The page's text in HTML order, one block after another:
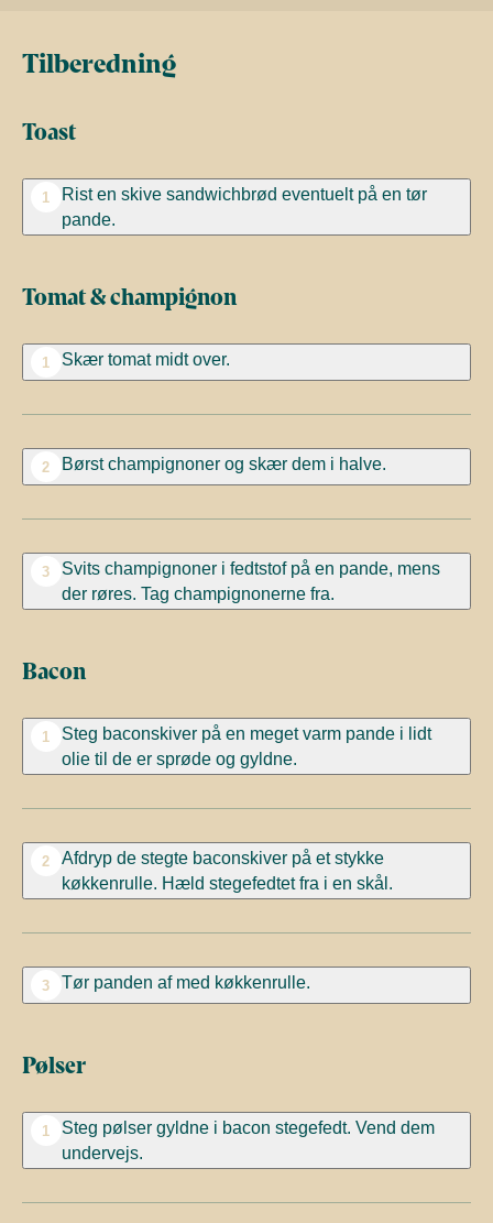
Tilberedning
Toast
1
Rist en skive sandwichbrød eventuelt på en tør
pande.
Tomat & champignon
1 Skær tomat midt over.
2 Børst champignoner og skær dem i halve.
3
Svits champignoner i fedtstof på en pande, mens
der røres. Tag champignonerne fra.
Bacon
1 Steg baconskiver på en meget varm pande i lidt
olie til de er sprøde og gyldne.
2
Afdryp de stegte baconskiver på et stykke
køkkenrulle. Hæld stegefedtet fra i en skål.
3 Tør panden af med køkkenrulle.
Pølser
1
Steg pølser gyldne i bacon stegefedt. Vend dem
undervejs.